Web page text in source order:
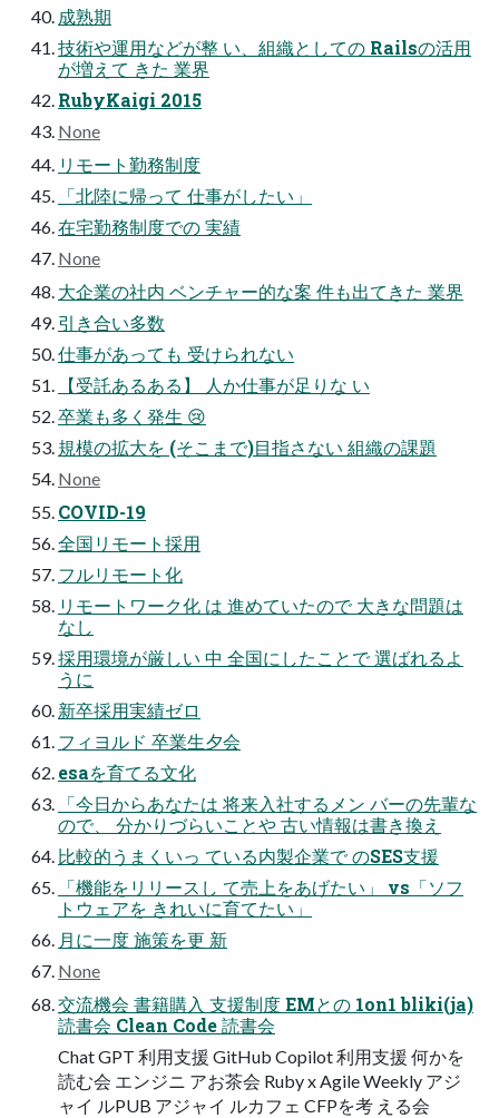
成熟期
技術や運用などが整 い、組織としての Railsの活用
が増えて きた 業界
RubyKaigi 2015
None
リモート勤務制度
「北陸に帰って 仕事がしたい」
在宅勤務制度での 実績
None
大企業の社内 ベンチャー的な案 件も出てきた 業界
引き合い多数
仕事があっても 受けられない
【受託あるある】 人か仕事が足りな い
卒業も多く発生 😢
規模の拡大を (そこまで)目指さない 組織の課題
None
COVID-19
全国リモート採用
フルリモート化
リモートワーク化 は 進めていたので 大きな問題は
なし
採用環境が厳しい 中 全国にしたことで 選ばれるよ
うに
新卒採用実績ゼロ
フィヨルド 卒業生夕会
esaを育てる文化
「今日からあなたは 将来入社するメン バーの先輩な
ので、 分かりづらいことや 古い情報は書き換え
比較的うまくいっ ている内製企業で のSES支援
「機能をリリースし て売上をあげたい」 vs「ソフ
トウェアを きれいに育てたい」
月に一度 施策を更 新
None
交流機会 書籍購入 支援制度 EMとの 1on1 bliki(ja)
読書会 Clean Code 読書会
Chat GPT 利用支援 GitHub Copilot 利用支援 何かを
読む会 エンジニ アお茶会 Ruby x Agile Weekly アジ
ャイ ルPUB アジャイ ルカフェ CFPを考 える会